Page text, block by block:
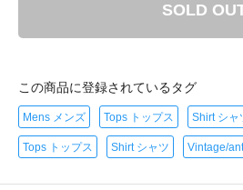
SOLD
この商品に登録されているタグ
Mens メンズ Tops トップス Shirt シャ
Tops トップス Shirt シャツ Vintage/